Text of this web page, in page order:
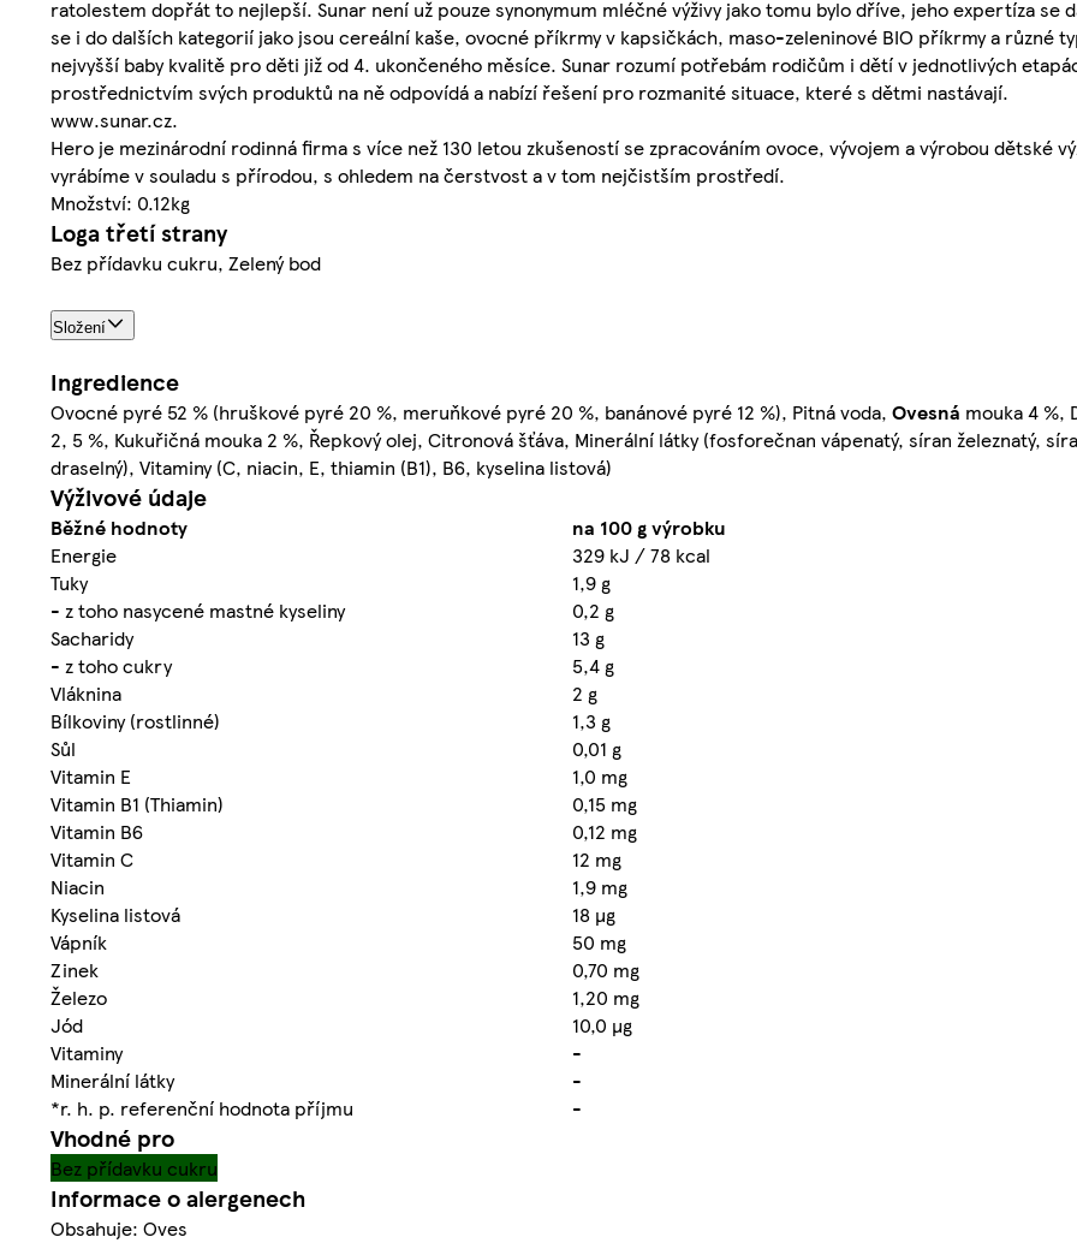
ratolestem dopřát to nejlepší. Sunar není už pouze synonymum mléčné výživy jako tomu bylo dříve, jeho expertíza se
se i do dalších kategorií jako jsou cereální kaše, ovocné příkrmy v kapsičkách, maso-zeleninové BIO příkrmy a různé
nejvyšší baby kvalitě pro děti již od 4. ukončeného měsíce. Sunar rozumí potřebám rodičům i dětí v jednotlivých
prostřednictvím svých produktů na ně odpovídá a nabízí řešení pro rozmanité situace, které s dětmi nastávají.
www.sunar.cz.
Hero je mezinárodní rodinná firma s více než 130 letou zkušeností se zpracováním ovoce, vývojem a výrobou dětské
vyrábíme v souladu s přírodou, s ohledem na čerstvost a v tom nejčistším prostředí.
Množství: 0.12kg
Loga třetí strany
Bez přídavku cukru, Zelený bod
Složení
Ingredience
Ovocné pyré 52 % (hruškové pyré 20 %, meruňkové pyré 20 %, banánové pyré 12 %), Pitná voda, Ovesná mouka 4 %,
2, 5 %, Kukuřičná mouka 2 %, Řepkový olej, Citronová šťáva, Minerální látky (fosforečnan vápenatý, síran železnatý,
draselný), Vitaminy (C, niacin, E, thiamin (B1), B6, kyselina listová)
Výživové údaje
Běžné hodnoty na 100 g výrobku
Energie
329 kJ / 78 kcal
Tuky
1,9 g
- z toho nasycené mastné kyseliny
0,2 g
Sacharidy
13 g
- z toho cukry
5,4 g
Vláknina
2 g
Bílkoviny (rostlinné)
1,3 g
Sůl
0,01 g
Vitamin E
1,0 mg
Vitamin B1 (Thiamin)
0,15 mg
Vitamin B6
0,12 mg
Vitamin C
12 mg
Niacin
1,9 mg
Kyselina listová
18 µg
Vápník
50 mg
Zinek
0,70 mg
Železo
1,20 mg
Jód
10,0 µg
Vitaminy
-
Minerální látky
-
*r. h. p. referenční hodnota příjmu
-
Vhodné pro
Bez přídavku cukru
Informace o alergenech
Obsahuje: Oves